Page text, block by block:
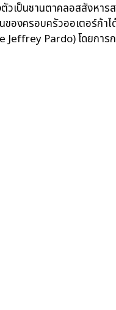
เป็นซานตาคลอสสังหา
องครอบครัวออเตอร์ก้า
Pardo) โดยการ